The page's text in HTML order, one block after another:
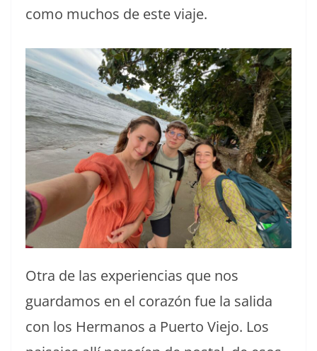
como muchos de este viaje.
Otra de las experiencias que nos
guardamos en el corazón fue la salida
con los Hermanos a Puerto Viejo. Los